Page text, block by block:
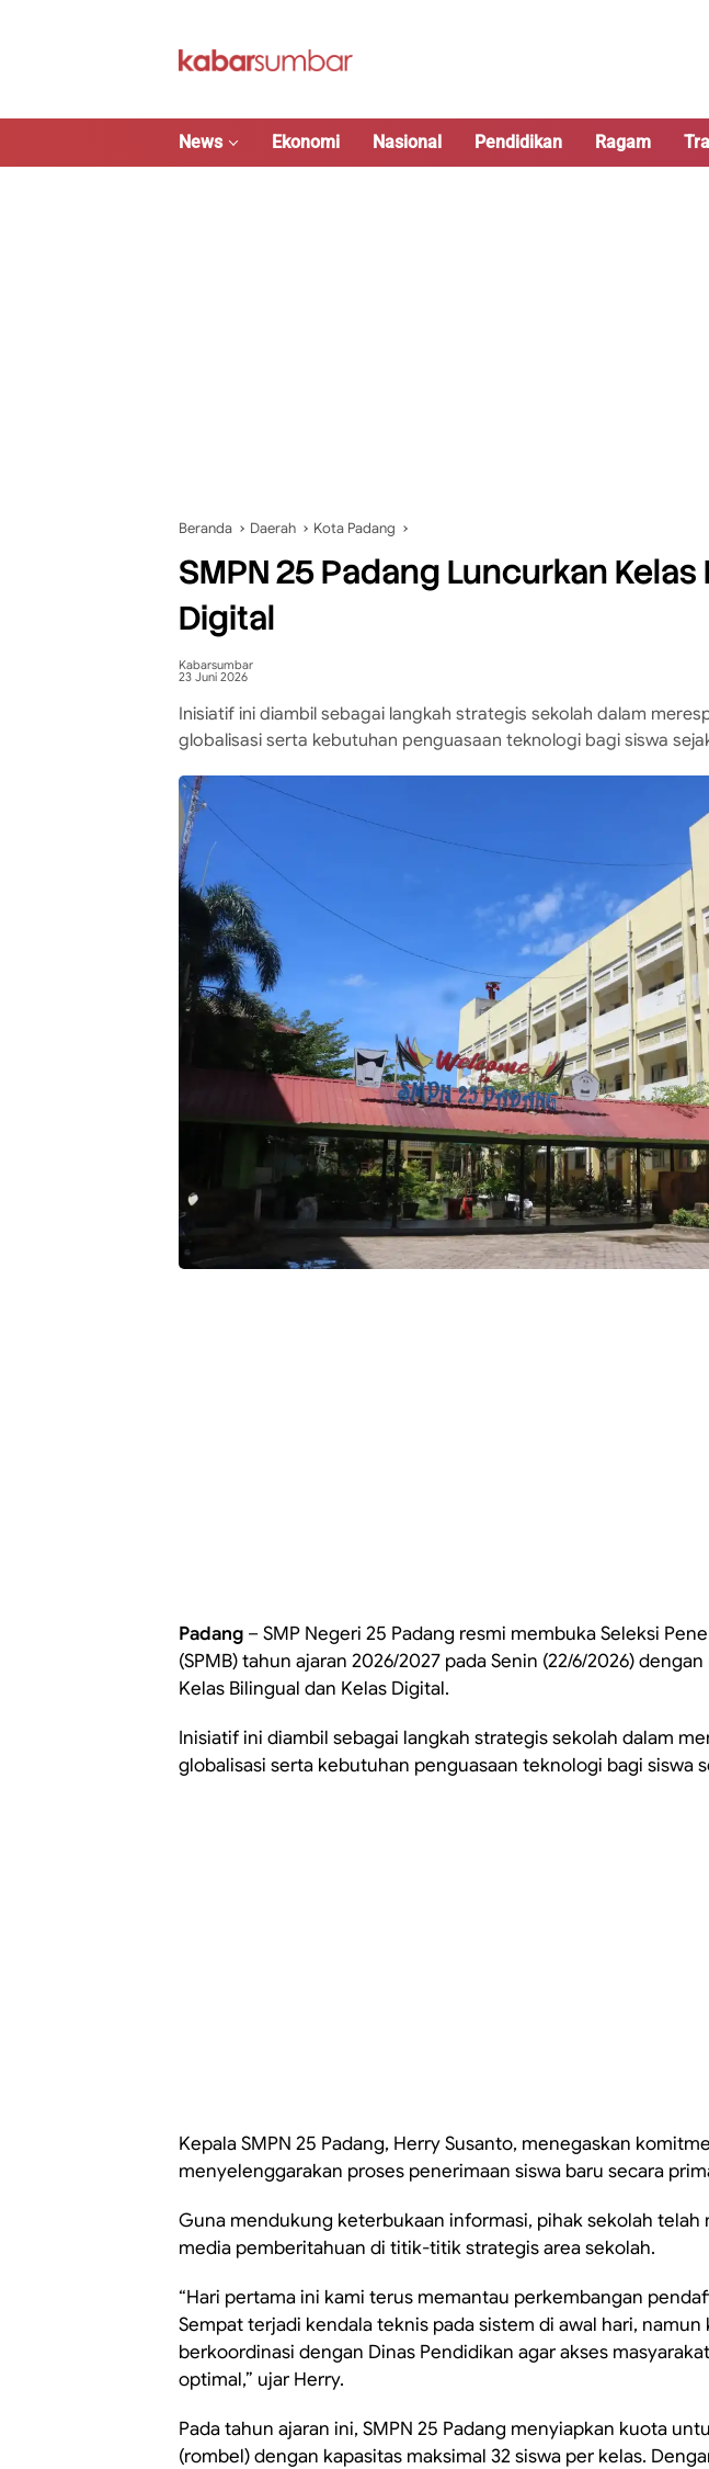
News Ekonomi Nasional Pendidikan Ragam
Beranda Daerah Kota Padang
SMPN 25 Padang Luncurkan
Digital
Kabarsumbar
23 Juni 2026
Inisiatif ini diambil sebagai langkah strategis sekolah dalam
globalisasi serta kebutuhan penguasaan teknologi bagi siswa
Padang – SMP Negeri 25 Padang resmi membuka Seleksi
(SPMB) tahun ajaran 2026/2027 pada Senin (22/6/2026)
Kelas Bilingual dan Kelas Digital.
Inisiatif ini diambil sebagai langkah strategis sekolah dalam
globalisasi serta kebutuhan penguasaan teknologi bagi siswa
Kepala SMPN 25 Padang, Herry Susanto, menegaskan
menyelenggarakan proses penerimaan siswa baru secara
Guna mendukung keterbukaan informasi, pihak sekolah telah
media pemberitahuan di titik-titik strategis area sekolah.
“Hari pertama ini kami terus memantau perkembangan
Sempat terjadi kendala teknis pada sistem di awal hari, namun
berkoordinasi dengan Dinas Pendidikan agar akses
optimal,” ujar Herry.
Pada tahun ajaran ini, SMPN 25 Padang menyiapkan kuota
(rombel) dengan kapasitas maksimal 32 siswa per kelas.